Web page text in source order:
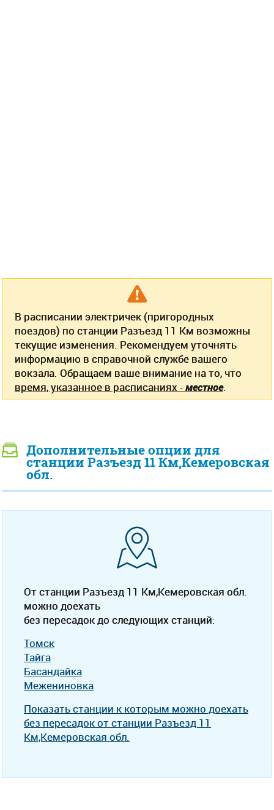
В расписании электричек (пригородных
поездов) по станции Разъезд 11 Км возможны
текущие изменения. Рекомендуем уточнять
информацию в справочной службе вашего
вокзала. Обращаем ваше внимание на то, что
время, указанное в расписаниях -местное.
Дополнительные опции для
станции Разъезд 11 Км,Кемеровская
обл.
От станции Разъезд 11 Км,Кемеровская обл.
можно доехать
без пересадок до следующих станций:
Томск
Тайга
Басандайка
Межениновка
Показать станции к которым можно доехать
без пересадок от станции Разъезд 11
Км,Кемеровская обл.